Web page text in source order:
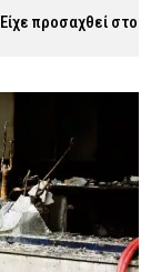
προσαχθεί στο
του όργανα σε
αδίκημα ημέρες